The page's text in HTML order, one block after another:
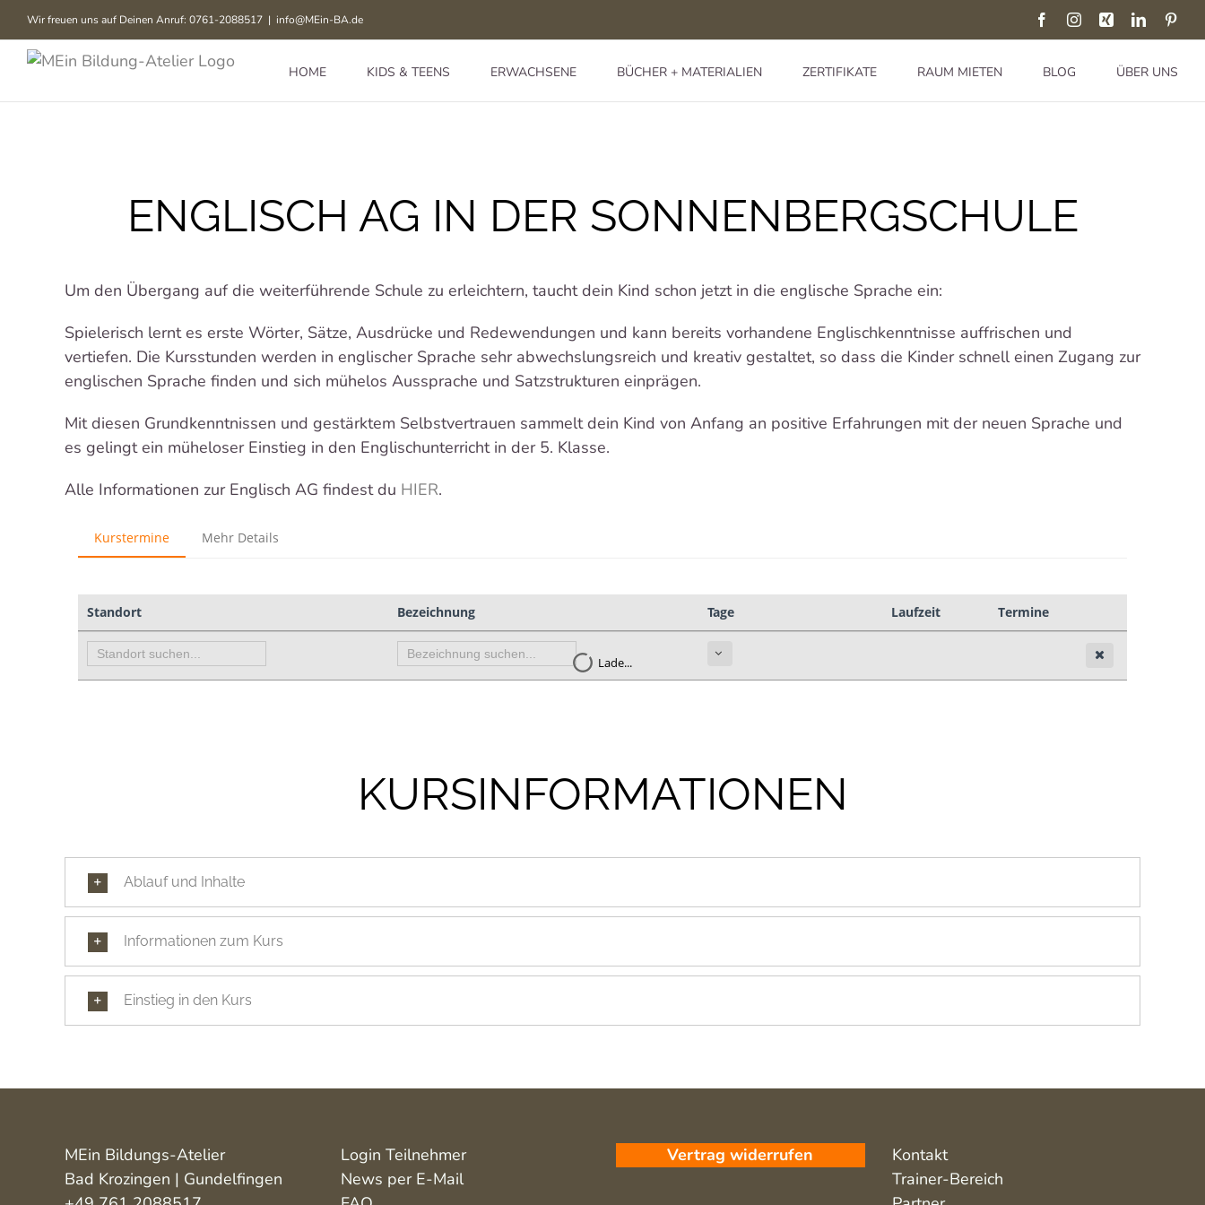
Zum
Inhalt
springen
Wir freuen uns auf Deinen Anruf: 0761-2088517 | info@MEin-BA.de FacebookInstagram
Xing LinkedIn
HOME KIDS & TEENS ERWACHSENE BÜCHER + MATERIALIEN ZERTIFIKATE RAUM MIETEN BLOG ÜBER UNS
ENGLISCH AG IN DER SONNENBERGSCHULE
Um den Übergang auf die weiterführende Schule zu erleichtern, taucht dein Kind schon jetzt in die englische Sprache ein:
Spielerisch lernt es erste Wörter, Sätze, Ausdrücke und Redewendungen und kann bereits vorhandene Englischkenntnisse auffrischen und
vertiefen. Die Kursstunden werden in englischer Sprache sehr abwechslungsreich und kreativ gestaltet, so dass die Kinder schnell einen Zugang zur
englischen Sprache finden und sich mühelos Aussprache und Satzstrukturen einprägen.
Mit diesen Grundkenntnissen und gestärktem Selbstvertrauen sammelt dein Kind von Anfang an positive Erfahrungen mit der neuen Sprache und
es gelingt ein müheloser Einstieg in den Englischunterricht in der 5. Klasse.
Alle Informationen zur Englisch AG findest du HIER.
KURSINFORMATIONEN
Ablauf und Inhalte
Informationen zum Kurs
Einstieg in den Kurs
MEin Bildungs-Atelier
Bad Krozingen | Gundelfingen
Login Teilnehmer
News per E-Mail
Vertrag widerrufen
Kontakt
Trainer-Bereich